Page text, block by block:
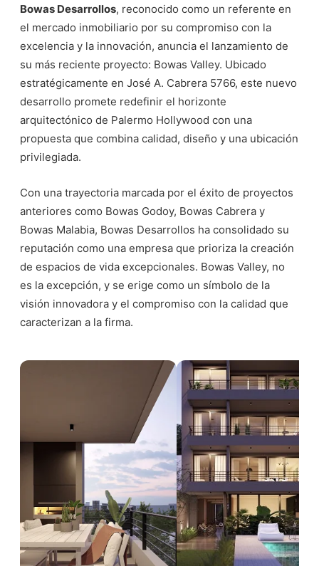
Bowas Desarrollos, reconocido como un referente en
el mercado inmobiliario por su compromiso con la
excelencia y la innovación, anuncia el lanzamiento de
su más reciente proyecto: Bowas Valley. Ubicado
estratégicamente en José A. Cabrera 5766, este nuevo
desarrollo promete redefinir el horizonte
arquitectónico de Palermo Hollywood con una
propuesta que combina calidad, diseño y una ubicación
privilegiada.
Con una trayectoria marcada por el éxito de proyectos
anteriores como Bowas Godoy, Bowas Cabrera y
Bowas Malabia, Bowas Desarrollos ha consolidado su
reputación como una empresa que prioriza la creación
de espacios de vida excepcionales. Bowas Valley, no
es la excepción, y se erige como un símbolo de la
visión innovadora y el compromiso con la calidad que
caracterizan a la firma.